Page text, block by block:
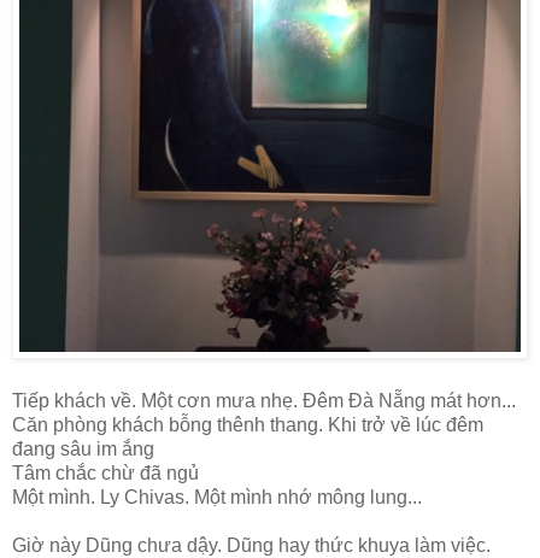
Tiếp khách về. Một cơn mưa nhẹ. Đêm Đà Nẵng mát hơn...
Căn phòng khách bỗng thênh thang. Khi trở về lúc đêm
đang sâu im ắng
Tâm chắc chừ đã ngủ
Một mình. Ly Chivas. Một mình nhớ mông lung...
Giờ này Dũng chưa dậy. Dũng hay thức khuya làm việc.